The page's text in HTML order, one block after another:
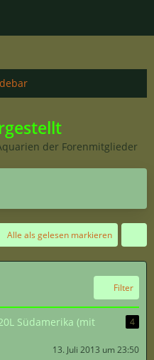
der Forenmitglieder
Alle als gelesen markieren
Filter
Südamerika (mit
4
13. Juli 2013 um 23:50